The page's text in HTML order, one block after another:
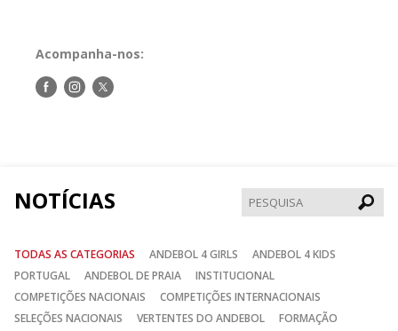
Acompanha-nos:
Siga-Siga-Siga-
NOTÍCIAS
TODAS AS CATEGORIAS ANDEBOL 4 GIRLS
ANDEBOL 4 KIDS
PORTUGAL
ANDEBOL DE PRAIA
INSTITUCIONAL
COMPETIÇÕES NACIONAIS
COMPETIÇÕES INTERNACIONAIS
SELEÇÕES NACIONAIS
VERTENTES DO ANDEBOL
FORMAÇÃO